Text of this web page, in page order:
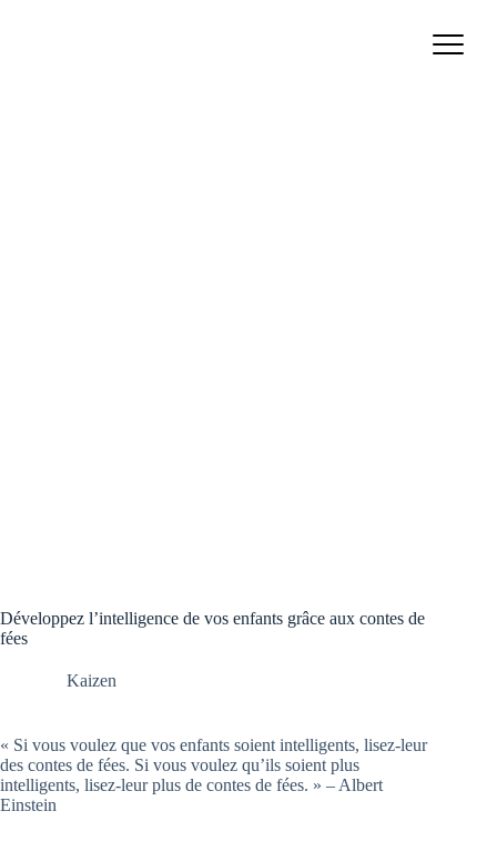
Développez l’intelligence de vos enfants grâce aux contes de
fées
Kaizen
« Si vous voulez que vos enfants soient intelligents, lisez-leur
des contes de fées. Si vous voulez qu’ils soient plus
intelligents, lisez-leur plus de contes de fées. » – Albert
Einstein